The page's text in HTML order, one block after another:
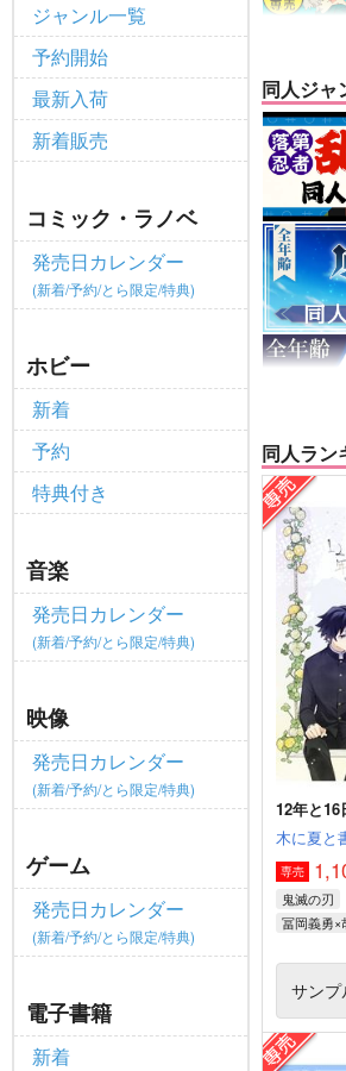
ジャンル一覧
予約開始
最新入荷
新着販売
コミック・ラノベ
発売日カレンダー
(新着/予約/とら限定/特典)
ホビー
新着
予約
特典付き
音楽
発売日カレンダー
(新着/予約/とら限定/特典)
映像
発売日カレンダー
(新着/予約/とら限定/特典)
ゲーム
発売日カレンダー
(新着/予約/とら限定/特典)
電子書籍
新着
同人ジャ
同人ラン
12年と16
木に夏と
専売
鬼滅の刃
冨岡義勇×
サンプ